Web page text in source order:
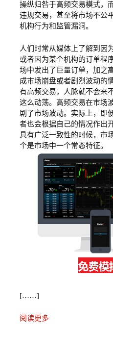
操纵归咎于高频交易模式，
违规交易，甚至将市场不公
机构行为和监管漏洞。
人们时常从媒体上了解到因
或者因为某个机构的订单程
场中发出了巨量订单，加之
成市场崩盘或者剧烈波动的
有高频交易，人脉就不会来
这么动荡。高频交易在市场
剧了市场波动。实际上，即
者也会根据自己的情况作出
具有广泛一致性的时候，市
个是市场中一个常态特征。
[……]
阅读更多